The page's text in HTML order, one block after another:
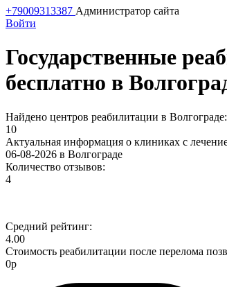
+79009313387 Администратор сайта
Войти
Государственные
бесплатно в
Найдено центров реабилитации в Волгограде:
10
Актуальная информация о клиниках с
06-08-2026 в Волгограде
Количество отзывов:
4
Средний рейтинг:
4.00
Стоимость реабилитации после перелома
0р